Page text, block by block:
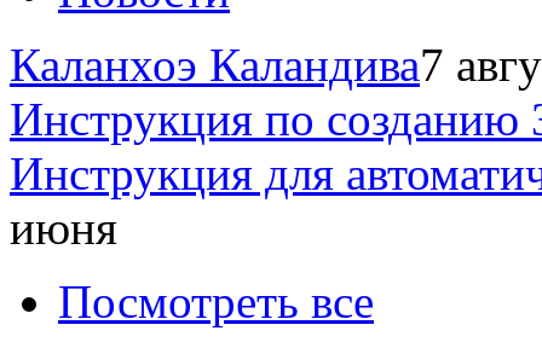
Каланхоэ Каландива7
Инструкция по созданию
Инструкция для
июня
Посмотреть все